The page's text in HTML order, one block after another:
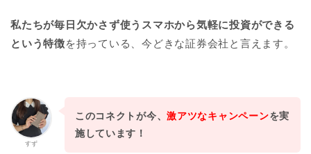
私たちが毎日欠かさず使うスマホから気軽に投資ができる
という特徴を持っている、今どきな証券会社と言えます。
すず
このコネクトが今、激アツなキャンペーンを実
施しています！